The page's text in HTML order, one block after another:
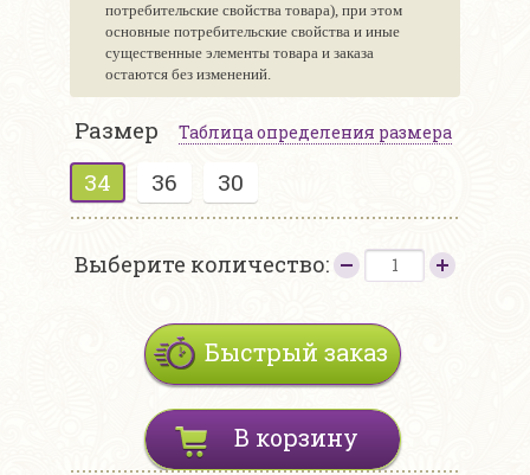
потребительские свойства товара), при этом
основные потребительские свойства и иные
существенные элементы товара и заказа
остаются без изменений.
Размер Таблица определения размера
34 36 30
Выберите количество:
Быстрый заказ
В корзину